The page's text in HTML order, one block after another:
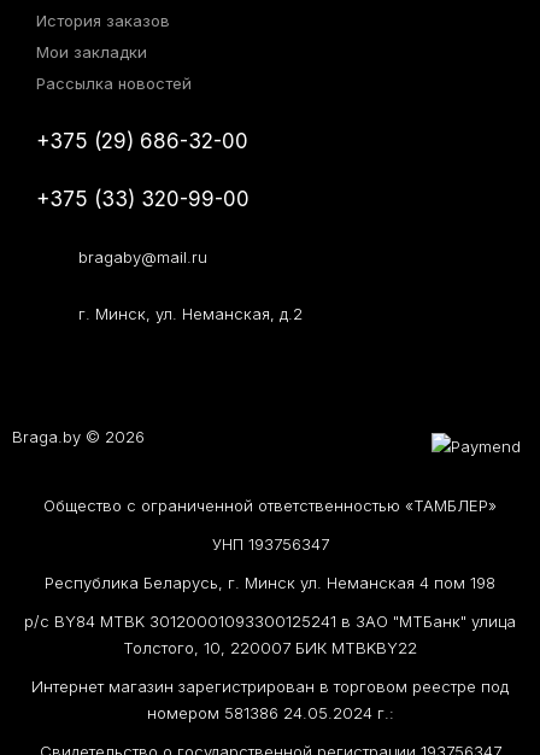
История заказов
Мои закладки
Рассылка новостей
+375 (29) 686-32-00
+375 (33) 320-99-00
bragaby@mail.ru
г. Минск, ул. Неманская, д.2
Braga.by © 2026
Общество с ограниченной ответственностью «ТАМБЛЕР»
УНП 193756347
Республика Беларусь, г. Минск ул. Неманская 4 пом 198
р/с BY84 MTBK 30120001093300125241 в ЗАО "МТБанк" улица
Толстого, 10, 220007 БИК MTBKBY22
Интернет магазин зарегистрирован в торговом реестре под
номером 581386 24.05.2024 г.: